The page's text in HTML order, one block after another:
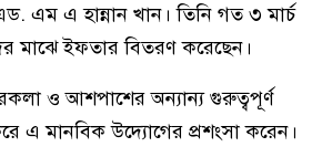
এম এ হান্নান খান। তিনি গত ৩ মার্চ
মাঝে ইফতার বিতরণ করেছেন।
ও আশপাশের অন্যান্য গুরুত্বপূর্ণ
এ মানবিক উদ্যোগের প্রশংসা করেন।